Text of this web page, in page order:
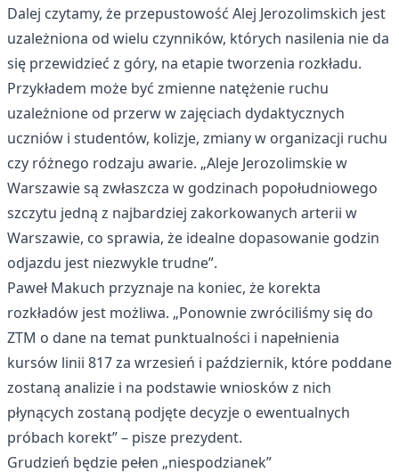
Dalej czytamy, że przepustowość Alej Jerozolimskich jest
uzależniona od wielu czynników, których nasilenia nie da
się przewidzieć z góry, na etapie tworzenia rozkładu.
Przykładem może być zmienne natężenie ruchu
uzależnione od przerw w zajęciach dydaktycznych
uczniów i studentów, kolizje, zmiany w organizacji ruchu
czy różnego rodzaju awarie. „Aleje Jerozolimskie w
Warszawie są zwłaszcza w godzinach popołudniowego
szczytu jedną z najbardziej zakorkowanych arterii w
Warszawie, co sprawia, że idealne dopasowanie godzin
odjazdu jest niezwykle trudne”.
Paweł Makuch przyznaje na koniec, że korekta
rozkładów jest możliwa. „Ponownie zwróciliśmy się do
ZTM o dane na temat punktualności i napełnienia
kursów linii 817 za wrzesień i październik, które poddane
zostaną analizie i na podstawie wniosków z nich
płynących zostaną podjęte decyzje o ewentualnych
próbach korekt” – pisze prezydent.
Grudzień będzie pełen „niespodzianek”